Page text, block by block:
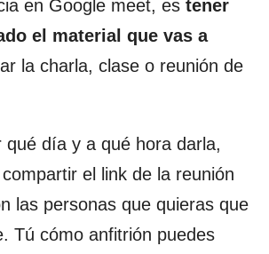
en Google meet, es tener
el material que vas a
la charla, clase o reunión de
qué día y a qué hora darla,
el link de la reunión
las personas que quieras que
Tú cómo anfitrión puedes